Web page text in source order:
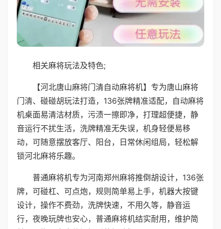
相关麻将玩法及特色;
【河北唐山麻将门清自动麻将机】专为唐山麻将
门清、碰碰胡玩法打造，136张牌精准适配，自动麻将
机桌面易清洁材质，污渍一擦即净，打理超便捷，静
音运行不扰生活，洗牌精准无失误，机身轻便易移
动，可随意摆放客厅、阳台，日常休闲组局，轻松解
锁河北麻将乐趣。
普通麻将机专为河南郑州麻将推倒胡设计，136张
牌，可碰杠、可点炮，规则简单易上手，机器大按键
设计，操作不费劲，洗牌快速，不用久等，静音运
行，夜晚玩牌也安心，普通麻将机结实耐用，维护简